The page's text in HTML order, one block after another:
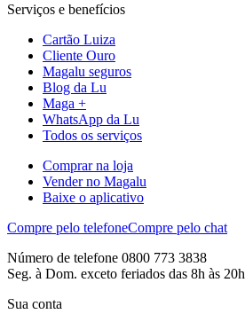
Serviços e benefícios
Cartão Luiza
Cliente Ouro
Magalu seguros
Blog da Lu
Maga +
WhatsApp da Lu
Todos os serviços
Comprar na loja
Vender no Magalu
Baixe o aplicativo
Compre pelo telefoneCompre pelo chat
Número de telefone 0800 773 3838
Seg. à Dom. exceto feriados das 8h às 20h
Sua conta